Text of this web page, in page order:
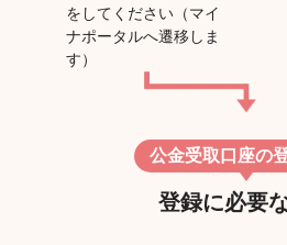
をしてください（マイ
ナポータルへ遷移しま
す）
公金受取口座の
登録に必要